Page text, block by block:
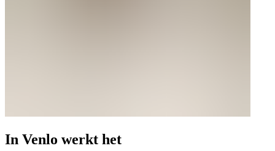
In Venlo werkt het